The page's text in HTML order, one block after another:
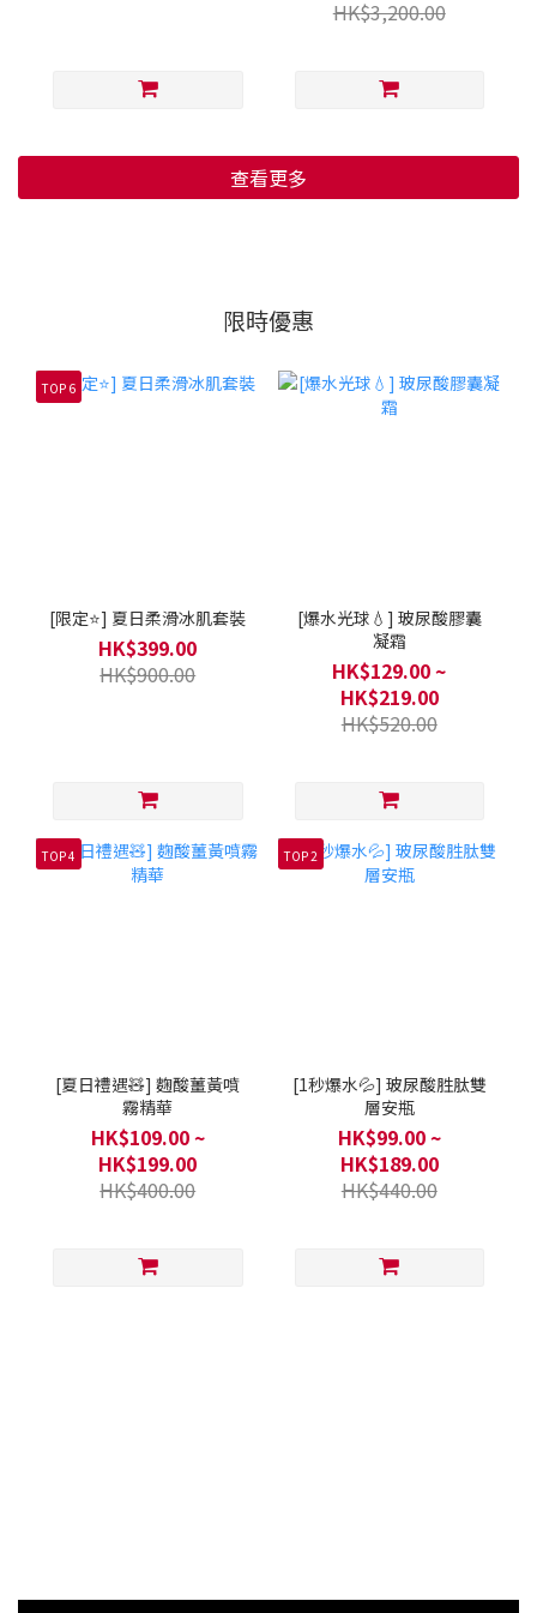
HK$3,200.00
查看更多
限時優惠
TOP 6
[限定⭐] 夏日柔滑冰肌套裝
HK$399.00
HK$900.00
[爆水光球💧] 玻尿酸膠囊
凝霜
HK$129.00 ~
HK$219.00
HK$520.00
TOP 4
[夏日禮遇🧸] 麴酸薑黃噴
霧精華
HK$109.00 ~
HK$199.00
HK$400.00
TOP 2
[1秒爆水💦] 玻尿酸胜肽雙
層安瓶
HK$99.00 ~
HK$189.00
HK$440.00